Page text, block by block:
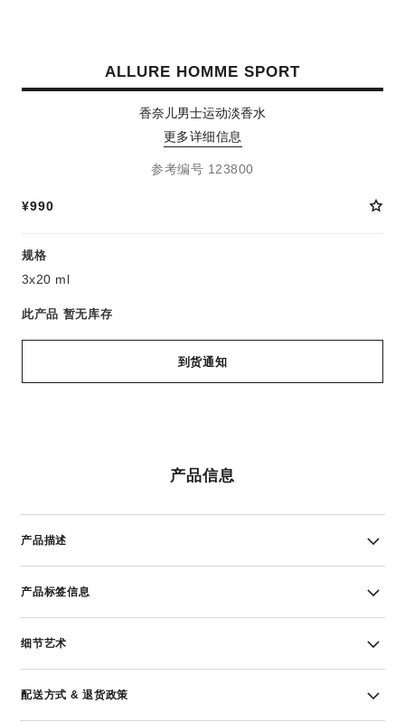
ALLURE HOMME SPORT
香奈儿男士运动淡香水
更多详细信息
参考编号 123800
¥990
规格
3x20 ml
此产品 暂无库存
到货通知
产品信息
产品描述
产品标签信息
细节艺术
配送方式 & 退货政策